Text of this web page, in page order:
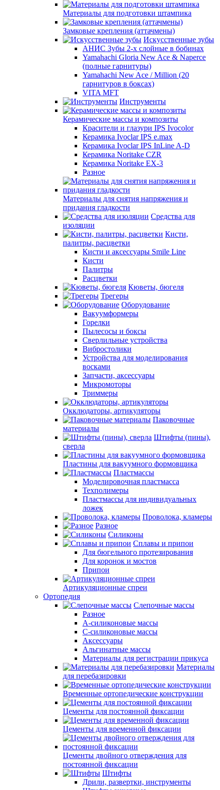
Материалы для подготовки штампика
Замковые крепления (аттачмены)
Искусственные зубы
АНИС Зубы 2-х слойные в бобинах
Yamahachi Gloria New Ace & Naperce
(полные гарнитуры)
Yamahachi New Ace / Million (20
гарнитуров в боксах)
VITA MFT
Инструменты
Керамические массы и композиты
Красители и глазури IPS Ivocolor
Керамика Ivoclar IPS e.max
Керамика Ivoclar IPS InLine A-D
Керамика Noritake CZR
Керамика Noritake EX-3
Разное
Материалы для снятия напряжения и
придания гладкости
Средства для
изоляции
Кисти,
палитры, расцветки
Кисти и аксессуары Smile Line
Кисти
Палитры
Расцветки
Кюветы, бюгеля
Трегеры
Оборудование
Вакуумформеры
Горелки
Пылесосы и боксы
Сверлильные устройства
Вибростолики
Устройства для моделирования
восками
Запчасти, аксессуары
Микромоторы
Триммеры
Окклюдаторы, артикуляторы
Паковочные
материалы
Штифты (пины),
сверла
Пластины для вакуумного формовщика
Пластмассы
Моделировочная пластмасса
Техполимеры
Пластмассы для индивидуальных
ложек
Проволока, кламеры
Разное
Силиконы
Сплавы и припои
Для бюгельного протезирования
Для коронок и мостов
Припои
Артикуляционные спреи
Ортопедия
Слепочные массы
Разное
А-силиконовые массы
С-силиконовые массы
Аксессуары
Альгинатные массы
Материалы для регистрации прикуса
Материалы
для перебазировки
Временные ортопедические конструкции
Цементы для постоянной фиксации
Цементы для временной фиксации
Цементы двойного отверждения для
постоянной фиксации
Штифты
Дрили, развертки, инструменты